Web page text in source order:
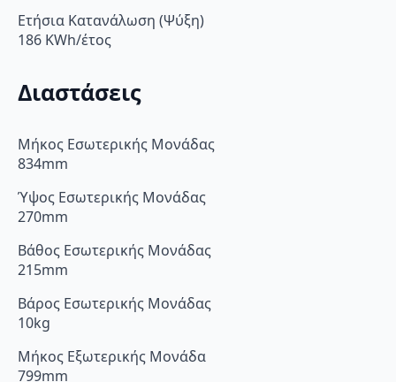
Ετήσια Κατανάλωση (Ψύξη)
186 KWh/έτος
Διαστάσεις
Μήκος Εσωτερικής Μονάδας
834mm
Ύψος Εσωτερικής Μονάδας
270mm
Βάθος Εσωτερικής Μονάδας
215mm
Βάρος Εσωτερικής Μονάδας
10kg
Μήκος Εξωτερικής Μονάδα
799mm